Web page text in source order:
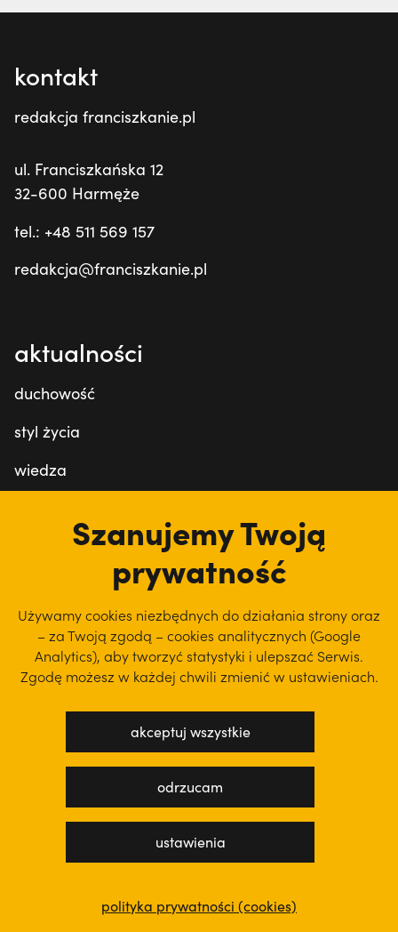
kontakt
redakcja franciszkanie.pl
ul. Franciszkańska 12
32-600 Harmęże
tel.: +48 511 569 157
redakcja@franciszkanie.pl
aktualności
duchowość
styl życia
wiedza
prowincja
podcast
prowincja
wydarzenia
powołanie
Szanujemy Twoją
prywatność
Używamy cookies niezbędnych do działania strony oraz
– za Twoją zgodą – cookies analitycznych (Google
Analytics), abytworzyć statystyki i ulepszać Serwis.
Zgodę możesz w każdej chwili zmienić w ustawieniach.
akceptuj wszystkie
odrzucam
ustawienia
polityka prywatności (cookies)